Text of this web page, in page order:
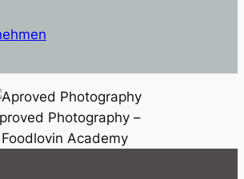
Photography –
Foodlovin Academy